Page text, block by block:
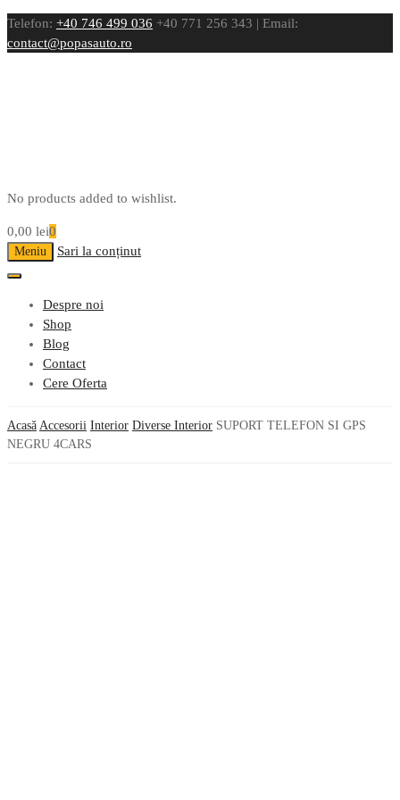
Telefon: +40 746 499 036 +40 771 256 343 | Email:
contact@popasauto.ro
No products added to wishlist.
0,00 lei0
Meniu Sari la conținut
Despre noi
Shop
Blog
Contact
Cere Oferta
Acasă Accesorii Interior Diverse Interior SUPORT TELEFON SI GPS
NEGRU 4CARS